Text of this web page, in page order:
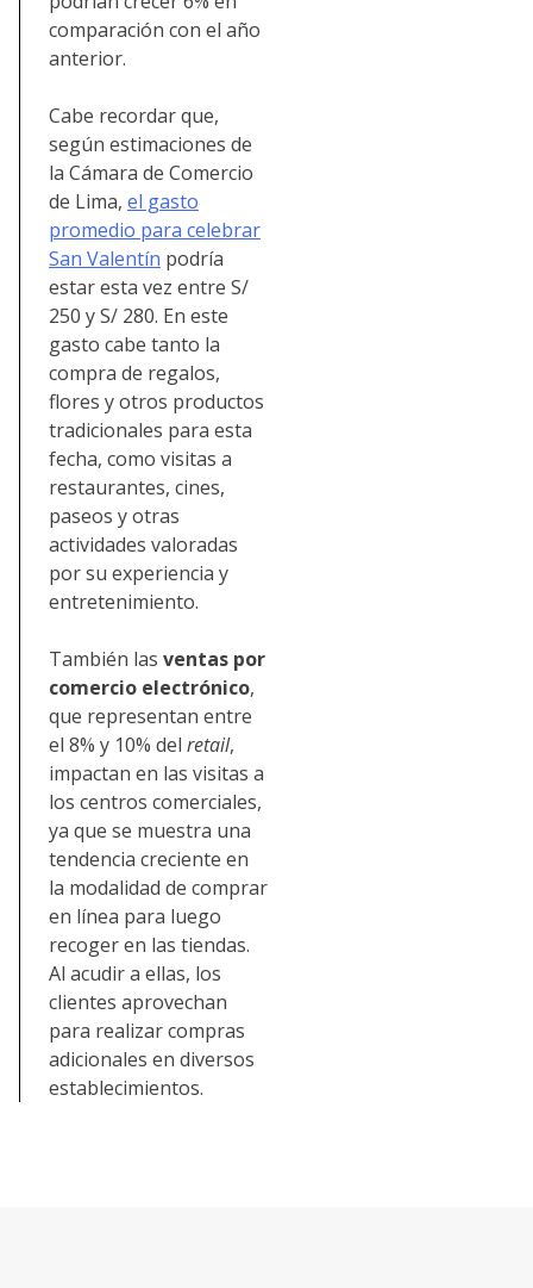
comparación con el año
anterior.
Cabe recordar que,
según estimaciones de
la Cámara de Comercio
de Lima, el gasto
promedio para celebrar
San Valentín podría
estar esta vez entre S/
250 y S/ 280. En este
gasto cabe tanto la
compra de regalos,
flores y otros productos
tradicionales para esta
fecha, como visitas a
restaurantes, cines,
paseos y otras
actividades valoradas
por su experiencia y
entretenimiento.
También las ventas por
comercio electrónico,
que representan entre
el 8% y 10% del retail,
impactan en las visitas a
los centros comerciales,
ya que se muestra una
tendencia creciente en
la modalidad de comprar
en línea para luego
recoger en las tiendas.
Al acudir a ellas, los
clientes aprovechan
para realizar compras
adicionales en diversos
establecimientos.